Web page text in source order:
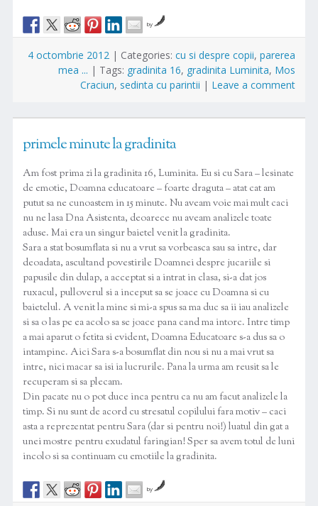
by
4 octombrie 2012 | Categories:cu si despre copii,parerea
mea ... | Tags: gradinita 16, gradinita Luminita, Mos
Craciun, sedinta cu parintii | Leave a comment
primele minute la gradinita
Am fost prima zi la gradinita 16, Luminita. Eu si cu Sara – lesinate
de emotie, Doamna educatoare – foarte draguta – atat cat am
putut sa ne cunoastem in 15 minute. Nu aveam voie mai mult caci
nu ne lasa Dna Asistenta, deoarece nu aveam analizele toate
aduse. Mai era un singur baietel venit la gradinita.
Sara a stat bosumflata si nu a vrut sa vorbeasca sau sa intre, dar
deoadata, ascultand povestirile Doamnei despre jucariile si
papusile din dulap, a acceptat si a intrat in clasa, si-a dat jos
ruxacul, pulloverul si a inceput sa se joace cu Doamna si cu
baietelul. A venit la mine si mi-a spus sa ma duc sa ii iau analizele
si sa o las pe ea acolo sa se joace pana cand ma intorc. Intre timp
a mai aparut o fetita si evident, Doamna Educatoare s-a dus sa o
intampine. Aici Sara s-a bosumflat din nou si nu a mai vrut sa
intre, nici macar sa isi ia lucrurile. Pana la urma am reusit sa le
recuperam si sa plecam.
Din pacate nu o pot duce inca pentru ca nu am facut analizele la
timp. Si nu sunt de acord cu stresatul copilului fara motiv – caci
asta a reprezentat pentru Sara (dar si pentru noi!) luatul din gat a
unei mostre pentru exudatul faringian! Sper sa avem totul de luni
incolo si sa continuam cu emotiile la gradinita.
by